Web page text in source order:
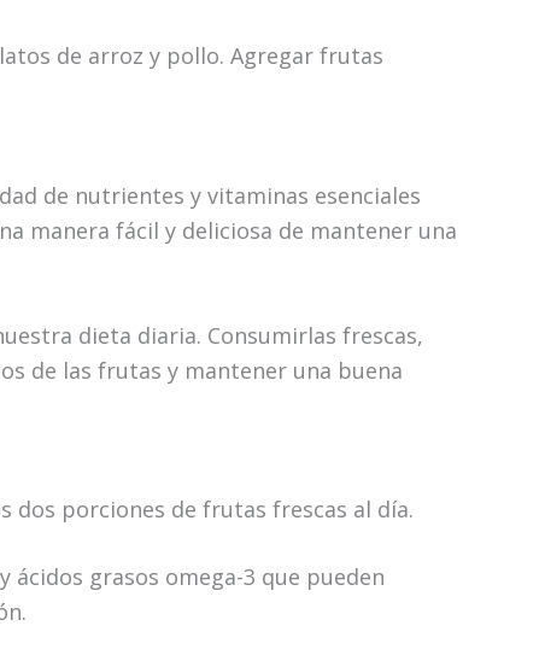
de arroz y pollo. Agregar frutas
de nutrientes y vitaminas esenciales
manera fácil y deliciosa de mantener una
dieta diaria. Consumirlas frescas,
de las frutas y mantener una buena
dos porciones de frutas frescas al día.
ácidos grasos omega-3 que pueden